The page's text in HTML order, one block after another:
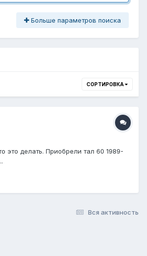
Больше параметров поиска
СОРТИРОВКА
это делать. Приобрели тал 60 1989-
Вся активность